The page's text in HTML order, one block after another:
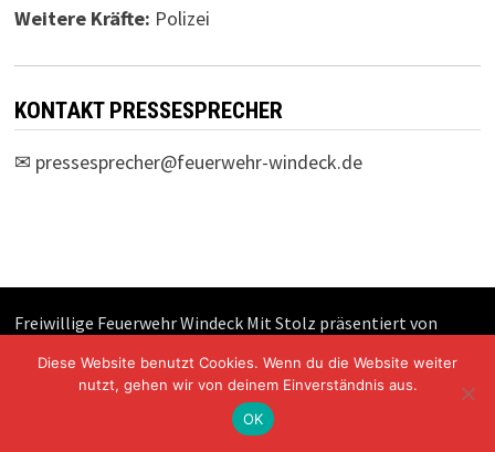
Weitere Kräfte: Polizei
KONTAKT PRESSESPRECHER
✉ pressesprecher@feuerwehr-windeck.de
Freiwillige Feuerwehr Windeck Mit Stolz präsentiert von
Diese Website benutzt Cookies. Wenn du die Website weiter
nutzt, gehen wir von deinem Einverständnis aus.
OK